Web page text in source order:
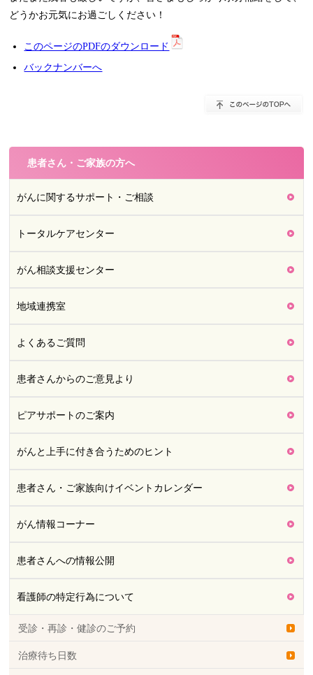
どうかお元気にお過ごしください！
このページのPDFのダウンロード
バックナンバーへ
患者さん・ご家族の方へ
がんに関するサポート・ご相談
トータルケアセンター
がん相談支援センター
地域連携室
よくあるご質問
患者さんからのご意見より
ピアサポートのご案内
がんと上手に付き合うためのヒント
患者さん・ご家族向けイベントカレンダー
がん情報コーナー
患者さんへの情報公開
看護師の特定行為について
受診・再診・健診のご予約
治療待ち日数